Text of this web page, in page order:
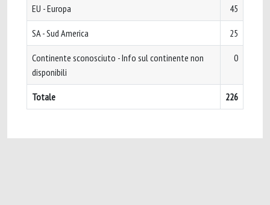
EU - Europa 45
SA - Sud America 25
Continente sconosciuto - Info sul continente non
disponibili
0
Totale 226